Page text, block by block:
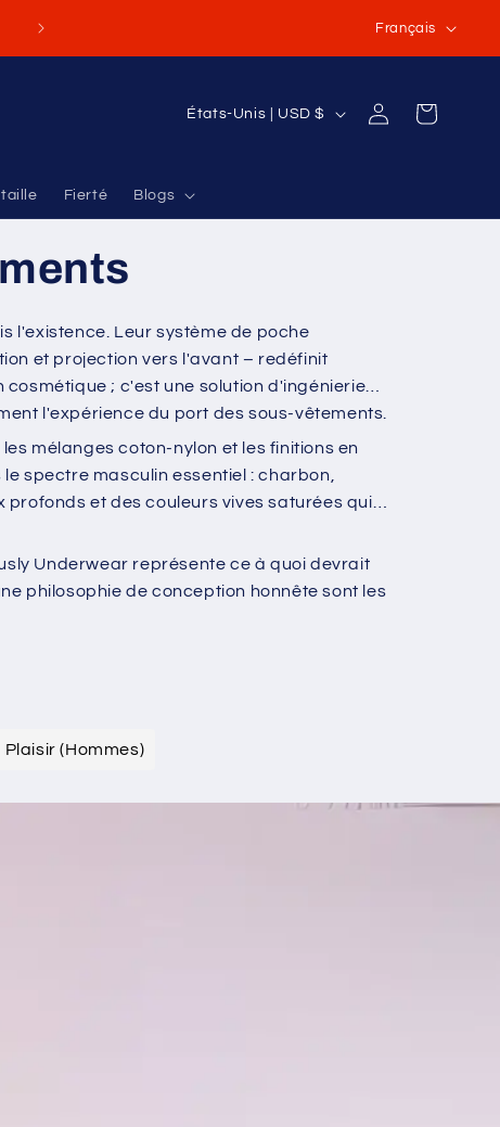
L
a
g
Français
Fierté Blogs
P
g
i
o
n
États-Unis | USD $ ConnexionPanier
l'existence. Leur système de poche
et projection vers l'avant – redéfinit
; c'est une solution d'ingénierie
l'expérience du port des sous-vêtements.
mélanges coton-nylon et les finitions en
spectre masculin essentiel : charbon,
et des couleurs vives saturées qui
Underwear représente ce à quoi devrait
philosophie de conception honnête sont les
Plaisir (Hommes)